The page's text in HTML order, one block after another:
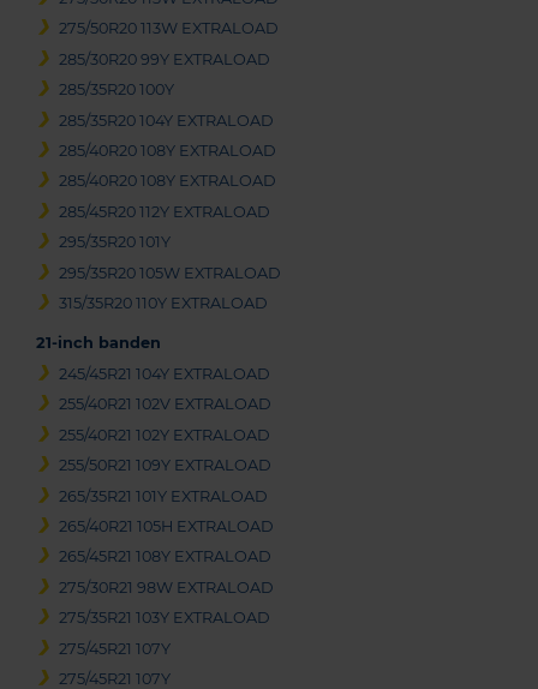
275/50R20 113W EXTRALOAD
285/30R20 99Y EXTRALOAD
285/35R20 100Y
285/35R20 104Y EXTRALOAD
285/40R20 108Y EXTRALOAD
285/40R20 108Y EXTRALOAD
285/45R20 112Y EXTRALOAD
295/35R20 101Y
295/35R20 105W EXTRALOAD
315/35R20 110Y EXTRALOAD
21-inch banden
245/45R21 104Y EXTRALOAD
255/40R21 102V EXTRALOAD
255/40R21 102Y EXTRALOAD
255/50R21 109Y EXTRALOAD
265/35R21 101Y EXTRALOAD
265/40R21 105H EXTRALOAD
265/45R21 108Y EXTRALOAD
275/30R21 98W EXTRALOAD
275/35R21 103Y EXTRALOAD
275/45R21 107Y
275/45R21 107Y